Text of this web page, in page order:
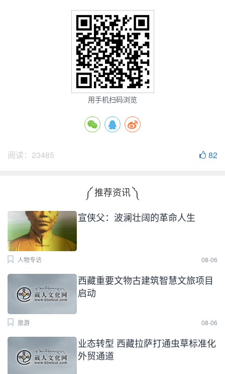
用手机扫码浏览
阅读： 23485 82
༼ 推荐资讯 ༽
宣侠父：波澜壮阔的革命人生
08-06
人物专访
西藏重要文物古建筑智慧文旅项目
启动
08-06
旅游
业态转型 西藏拉萨打通虫草标准化
外贸通道